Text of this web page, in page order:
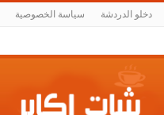
دخلو الدردشة سياسة الخصوصية